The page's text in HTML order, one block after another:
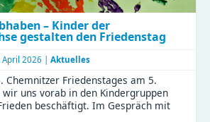
– Kinder der
gestalten den Friedenstag
April 2026 | Aktuelles
Chemnitzer Friedenstages am 5.
wir uns vorab in den Kindergruppen
beschäftigt. Im Gespräch mit